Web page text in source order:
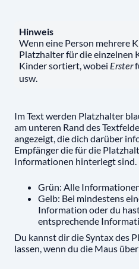
Hinweis
Wenn eine Person mehrere
Platzhalter für die einzelnen
Kinder sortiert, wobei Erster
usw.
Im Text werden Platzhalter
am unteren Rand des
angezeigt, die dich darüber
Empfänger die für die
Informationen hinterlegt sind.
Grün: Alle
Gelb: Bei mindestens
Information oder du
entsprechende
Du kannst dir die Syntax des
lassen, wenn du die Maus